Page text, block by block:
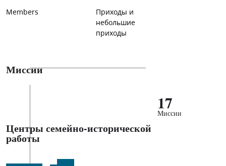
Members
Приходы и
небольшие
приходы
Миссии
17
Миссии
Центры семейно-исторической
работы